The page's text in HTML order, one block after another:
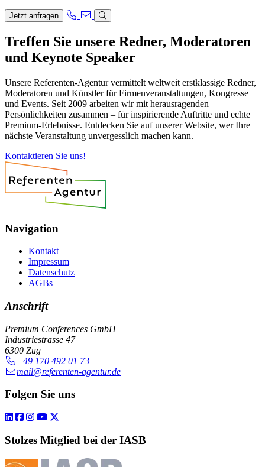
Jetzt anfragen
Treffen Sie unsere Redner, Moderatoren
und Keynote Speaker
Unsere Referenten-Agentur vermittelt weltweit erstklassige Redner,
Moderatoren und Künstler für Firmenveranstaltungen, Kongresse
und Events. Seit 2009 arbeiten wir mit herausragenden
Persönlichkeiten zusammen – für inspirierende Auftritte und echte
Premium-Erlebnisse. Entdecken Sie auf unserer Website, wer Ihre
nächste Veranstaltung unvergesslich machen kann.
Kontaktieren Sie uns!
Navigation
Kontakt
Impressum
Datenschutz
AGBs
Anschrift
Premium Conferences GmbH
Industriestrasse 47
6300 Zug
+49 170 492 01 73
mail@referenten-agentur.de
Folgen Sie uns
Stolzes Mitglied bei der IASB